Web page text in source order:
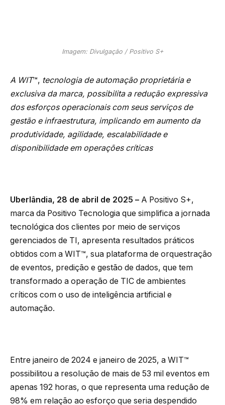
Imagem: Divulgação / Positivo S+
A WIT™, tecnologia de automação proprietária e
exclusiva da marca, possibilita a redução expressiva
dos esforços operacionais com seus serviços de
gestão e infraestrutura, implicando em aumento da
produtividade, agilidade, escalabilidade e
disponibilidade em operações críticas
Uberlândia, 28 de abril de 2025 – A Positivo S+,
marca da Positivo Tecnologia que simplifica a jornada
tecnológica dos clientes por meio de serviços
gerenciados de TI, apresenta resultados práticos
obtidos com a WIT™, sua plataforma de orquestração
de eventos, predição e gestão de dados, que tem
transformado a operação de TIC de ambientes
críticos com o uso de inteligência artificial e
automação.
Entre janeiro de 2024 e janeiro de 2025, a WIT™
possibilitou a resolução de mais de 53 mil eventos em
apenas 192 horas, o que representa uma redução de
98% em relação ao esforço que seria despendido